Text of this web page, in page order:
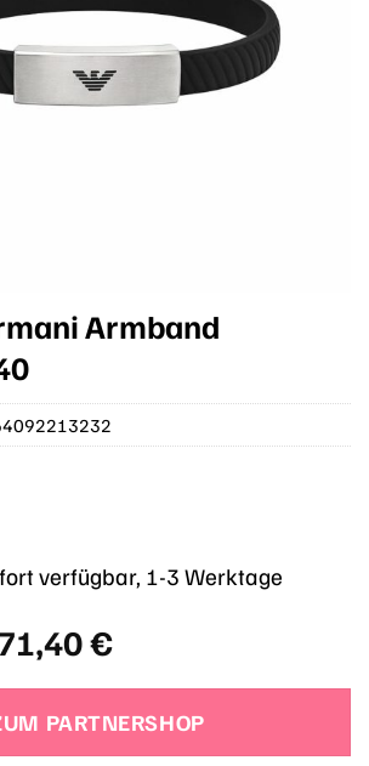
Armband
Preis
€
€Aktueller
ist:
71,40 €.
verfügbar, 1-3 Werktage
PARTNERSHOP